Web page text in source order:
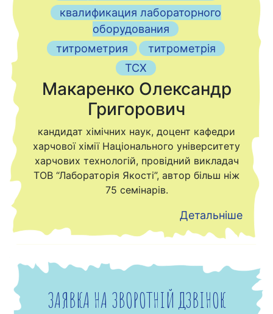
квалификация лабораторного
оборудования
титрометрия
титрометрія
ТСХ
Макаренко Олександр
Григорович
кандидат хімічних наук, доцент кафедри
харчової хімії Національного університету
харчових технологій, провідний викладач
ТОВ “Лабораторія Якості”, автор більш ніж
75 семінарів.
Детальніше
ЗАЯВКА НА ЗВОРОТНІЙ ДЗВІНОК